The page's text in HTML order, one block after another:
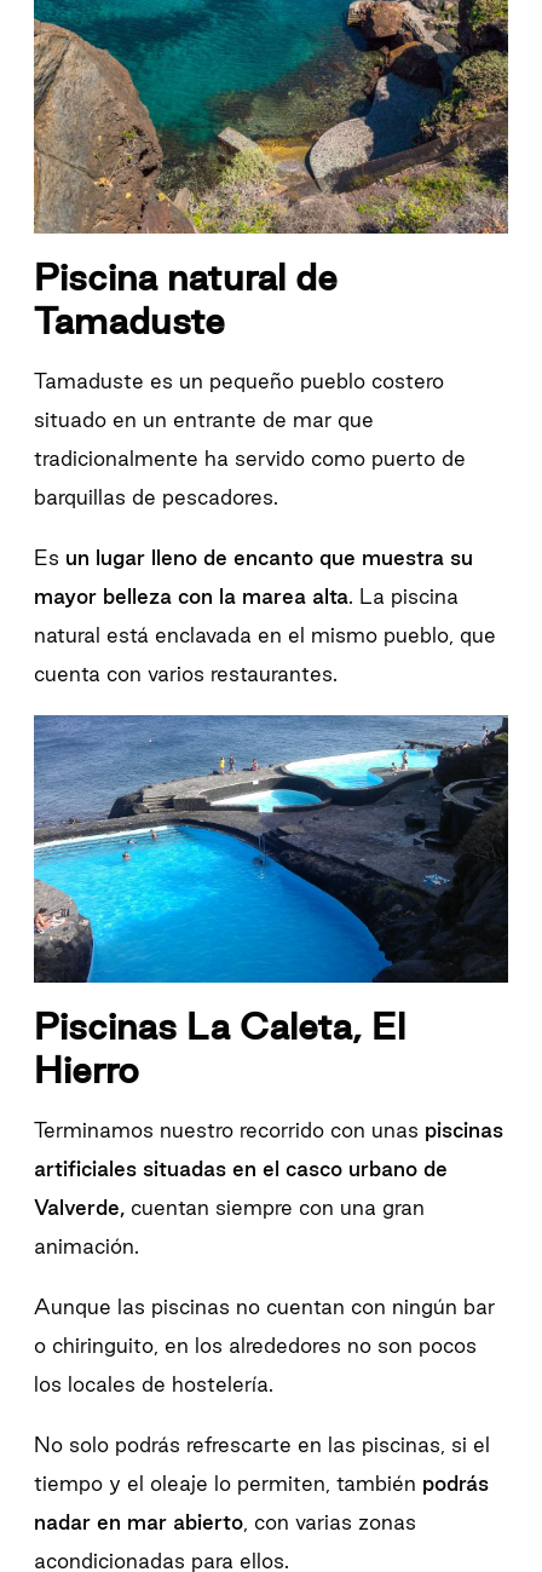
Piscina natural de
Tamaduste
Tamaduste es un pequeño pueblo costero
situado en un entrante de mar que
tradicionalmente ha servido como puerto de
barquillas de pescadores.
Es un lugar lleno de encanto que muestra su
mayor belleza con la marea alta. La piscina
natural está enclavada en el mismo pueblo, que
cuenta con varios restaurantes.
Piscinas La Caleta, El
Hierro
Terminamos nuestro recorrido con unas piscinas
artificiales situadas en el casco urbano de
Valverde, cuentan siempre con una gran
animación.
Aunque las piscinas no cuentan con ningún bar
o chiringuito, en los alrededores no son pocos
los locales de hostelería.
No solo podrás refrescarte en las piscinas, si el
tiempo y el oleaje lo permiten, también podrás
nadar en mar abierto, con varias zonas
acondicionadas para ellos.